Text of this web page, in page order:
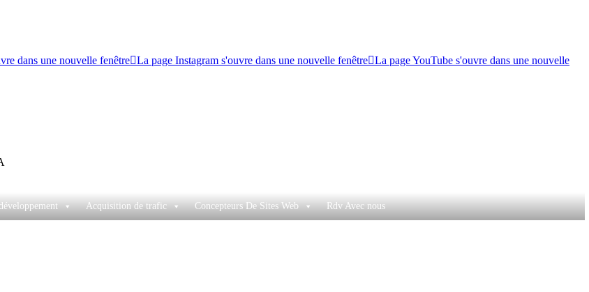
dans une nouvelle fenêtre La page Instagram s'ouvre dans une nouvelle fenêtre La page YouTube s'ouvre dans une nouvelle
Acquisition de trafic Concepteurs De Sites Web Rdv Avec nous